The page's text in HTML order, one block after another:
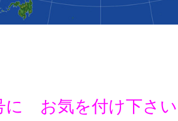
に お気を付け下さ